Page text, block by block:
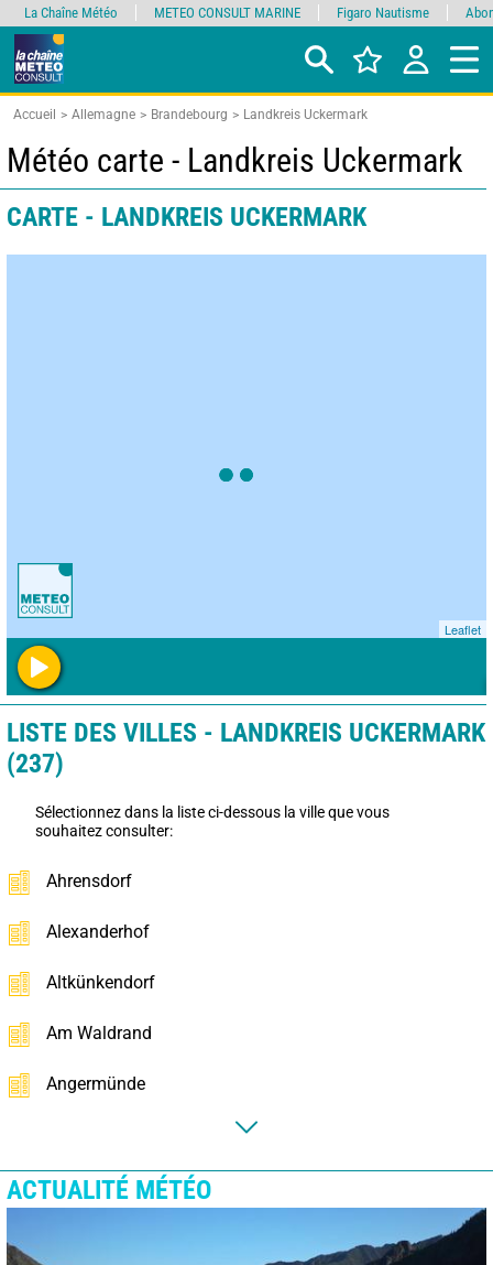
Accueil Allemagne Brandebourg Landkreis Uckermark
Météo carte - Landkreis Uckermark
CARTE - LANDKREIS UCKERMARK
Leaflet
LISTE DES VILLES - LANDKREIS UCKERMARK
(237)
Sélectionnez dans la liste ci-dessous la ville que vous
souhaitez consulter:
Ahrensdorf
Alexanderhof
Altkünkendorf
Am Waldrand
Angermünde
ACTUALITÉ MÉTÉO
La Chaîne Météo METEO CONSULT MARINE Figaro Nautisme